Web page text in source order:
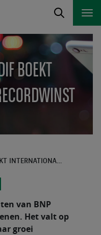
BOEKT
BNP PARIBAS CARDIF BOEKT INTERNATIONAAL RECORDWINST
van BNP
Het valt op
groei